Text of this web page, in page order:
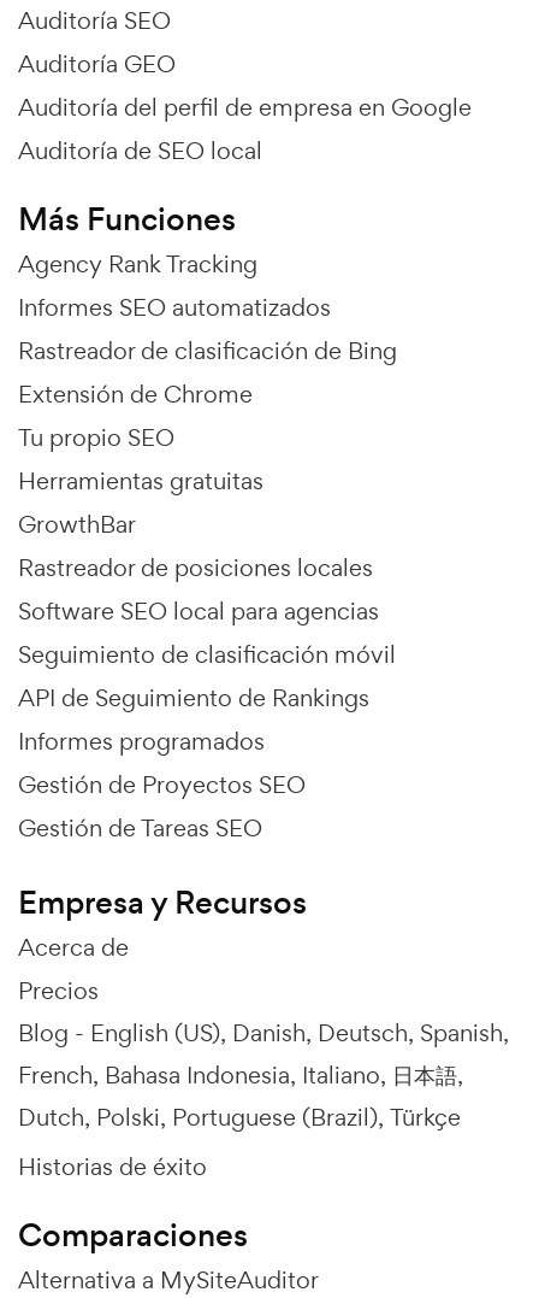
Auditoría SEO
Auditoría GEO
Auditoría del perfil de empresa en Google
Auditoría de SEO local
Más Funciones
Agency Rank Tracking
Informes SEO automatizados
Rastreador de clasificación de Bing
Extensión de Chrome
Tu propio SEO
Herramientas gratuitas
GrowthBar
Rastreador de posiciones locales
Software SEO local para agencias
Seguimiento de clasificación móvil
API de Seguimiento de Rankings
Informes programados
Gestión de Proyectos SEO
Gestión de Tareas SEO
Empresa y Recursos
Acerca de
Precios
Blog - English (US) Danish Deutsch Spanish
French Bahasa Indonesia Italiano 日本語
Dutch Polski Portuguese (Brazil) Türkçe
Historias de éxito
Comparaciones
Alternativa a MySiteAuditor